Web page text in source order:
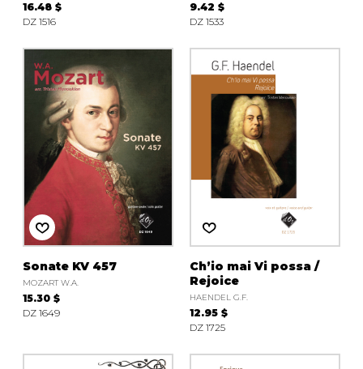
16.48 $
DZ 1516
9.42 $
DZ 1533
Sonate KV 457
MOZART W.A.
15.30 $
DZ 1649
Ch’io mai Vi possa /
Rejoice
HAENDEL G.F.
12.95 $
DZ 1725